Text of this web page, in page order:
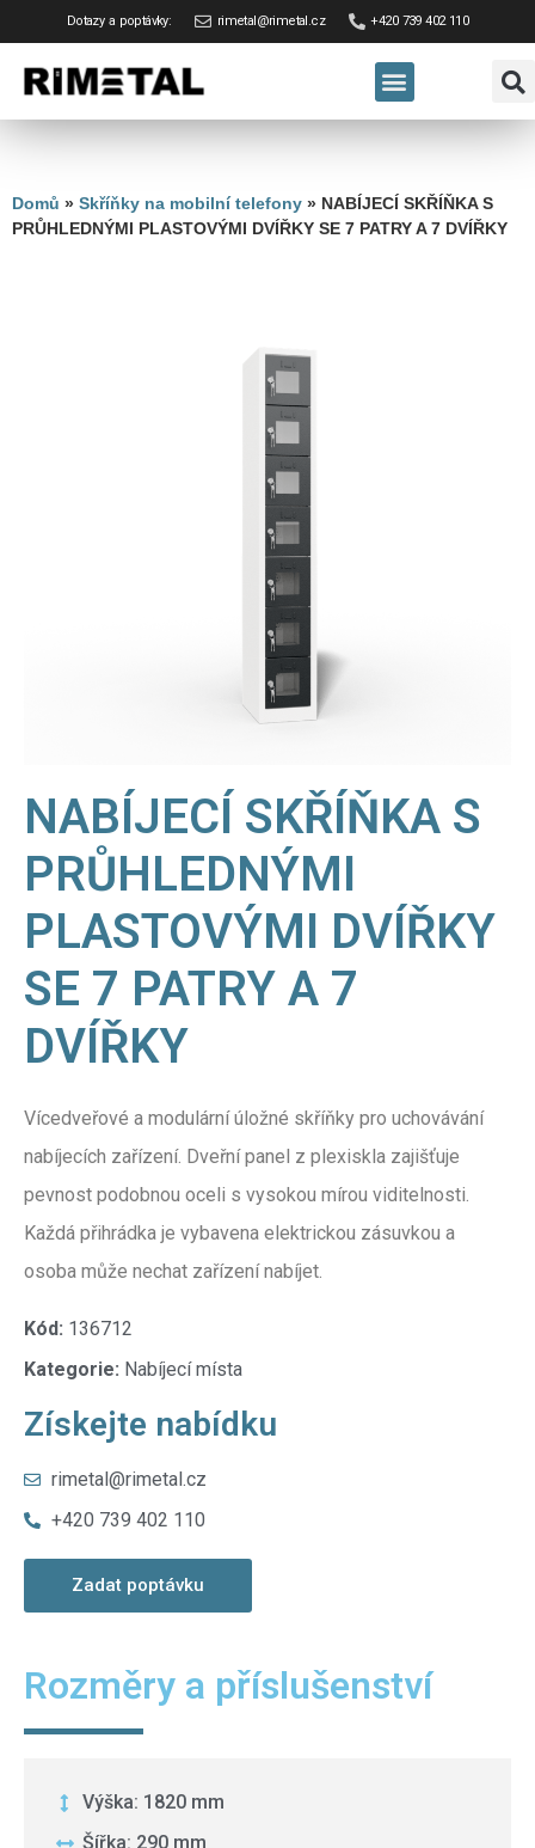
Dotazy a poptávky: rimetal@rimetal.cz +420 739 402 110
Domů » Skříňky na mobilní telefony » NABÍJECÍ SKŘÍŇKA S
PRŮHLEDNÝMI PLASTOVÝMI DVÍŘKY SE 7 PATRY A 7 DVÍŘKY
NABÍJECÍ SKŘÍŇKA S
PRŮHLEDNÝMI
PLASTOVÝMI DVÍŘKY
SE 7 PATRY A 7
DVÍŘKY
Vícedveřové a modulární úložné skříňky pro uchovávání
nabíjecích zařízení. Dveřní panel z plexiskla zajišťuje
pevnost podobnou oceli s vysokou mírou viditelnosti.
Každá přihrádka je vybavena elektrickou zásuvkou a
osoba může nechat zařízení nabíjet.
Kód: 136712
Kategorie: Nabíjecí místa
Získejte nabídku
rimetal@rimetal.cz
+420 739 402 110
Zadat poptávku
Rozměry a příslušenství
Výška: 1820 mm
Šířka: 290 mm